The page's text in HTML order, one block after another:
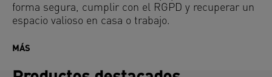
forma segura, cumplir con el RGPD y recuperar un
espacio valioso en casa o trabajo.
MÁS